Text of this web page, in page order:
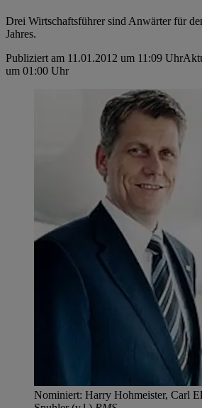
Drei Wirtschaftsführer sind Anwärter für
Jahres.
Publiziert am 11.01.2012 um 11:09 Uhr
um 01:00 Uhr
Nominiert: Harry Hohmeister, Carl